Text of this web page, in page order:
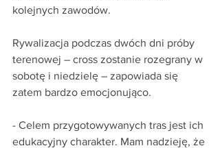
kolejnych zawodów.
Rywalizacja podczas dwóch dni próby
terenowej – cross zostanie rozegrany w
sobotę i niedzielę – zapowiada się
zatem bardzo emocjonująco.
- Celem przygotowywanych tras jest ich
edukacyjny charakter. Mam nadzieję, że